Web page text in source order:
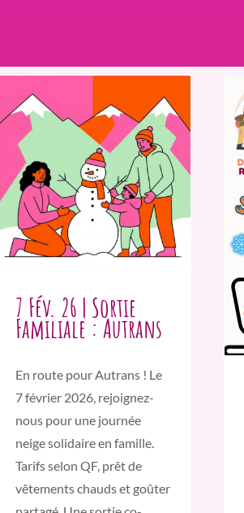
7 Fév. 26 | Sortie
Familiale : Autrans
En route pour Autrans ! Le
7 février 2026, rejoignez-
nous pour une journée
neige solidaire en famille.
Tarifs selon QF, prêt de
vêtements chauds et goûter